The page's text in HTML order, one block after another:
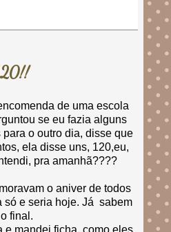
de uma escola
se eu fazia alguns
o outro dia, disse que
ela disse uns, 120,eu,
pra amanhã????
o aniver de todos
só e seria hoje. Já sabem
o final.
e mandei ficha, como eles